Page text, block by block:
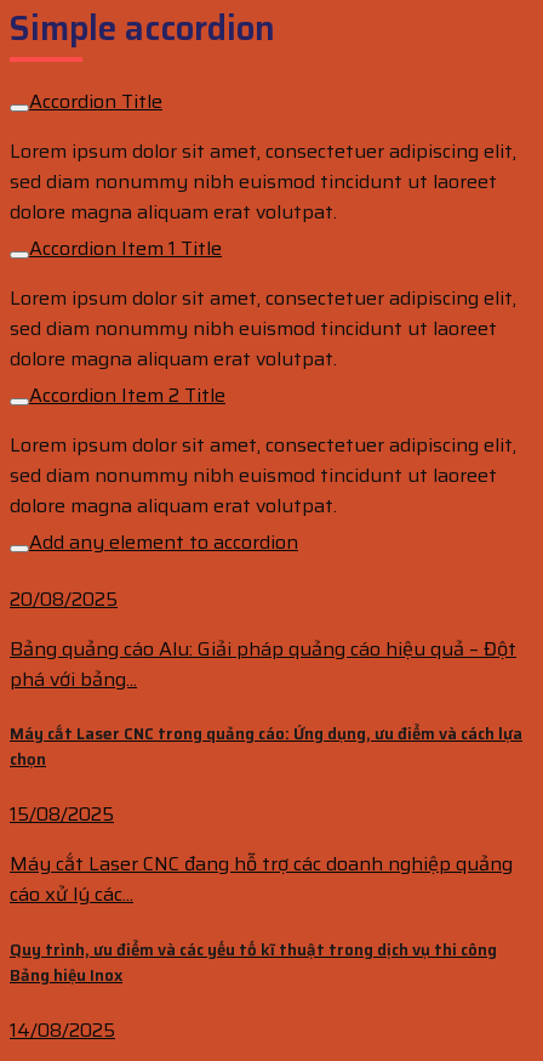
Simple accordion
Accordion Title
Lorem ipsum dolor sit amet, consectetuer adipiscing elit,
sed diam nonummy nibh euismod tincidunt ut laoreet
dolore magna aliquam erat volutpat.
Accordion Item 1 Title
Lorem ipsum dolor sit amet, consectetuer adipiscing elit,
sed diam nonummy nibh euismod tincidunt ut laoreet
dolore magna aliquam erat volutpat.
Accordion Item 2 Title
Lorem ipsum dolor sit amet, consectetuer adipiscing elit,
sed diam nonummy nibh euismod tincidunt ut laoreet
dolore magna aliquam erat volutpat.
Add any element to accordion
20/08/2025
Bảng quảng cáo Alu: Giải pháp quảng cáo hiệu quả – Đột
phá với bảng...
Máy cắt Laser CNC trong quảng cáo: Ứng dụng, ưu điểm và cách lựa
chọn
15/08/2025
Máy cắt Laser CNC đang hỗ trợ các doanh nghiệp quảng
cáo xử lý các...
Quy trình, ưu điểm và các yếu tố kĩ thuật trong dịch vụ thi công
Bảng hiệu Inox
14/08/2025